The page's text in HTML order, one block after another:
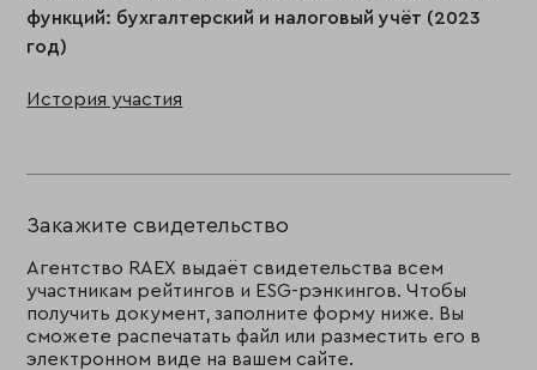
функций: бухгалтерский и налоговый учёт (2023
год)
История участия
Закажите свидетельство
Агентство RAEX выдаёт свидетельства всем
участникам рейтингов и ESG-рэнкингов. Чтобы
получить документ, заполните форму ниже. Вы
сможете распечатать файл или разместить его в
электронном виде на вашем сайте.